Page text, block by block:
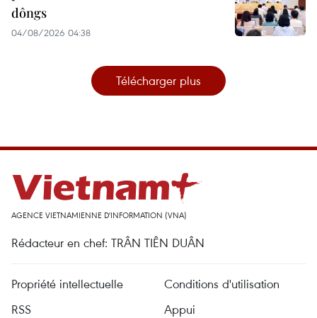
dôngs
04/08/2026 04:38
Télécharger plus
AGENCE VIETNAMIENNE D'INFORMATION (VNA)
Rédacteur en chef: TRÂN TIÊN DUÂN
Propriété intellectuelle
Conditions d'utilisation
RSS
Appui